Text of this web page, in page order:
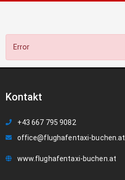
Error
Kontakt
+43 667 795 9082
office@flughafentaxi-buchen.at
www.flughafentaxi-buchen.at